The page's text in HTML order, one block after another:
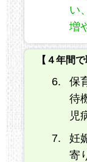
い
増
【４年間
保
待
児
妊
寄